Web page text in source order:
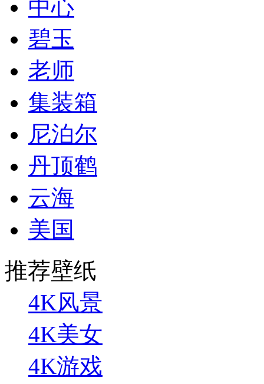
中心
碧玉
老师
集装箱
尼泊尔
丹顶鹤
云海
美国
推荐壁纸
4K风景
4K美女
4K游戏